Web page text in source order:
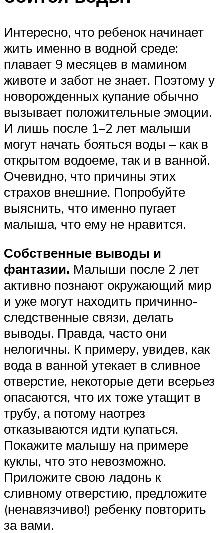
Интересно, что ребенок начинает
жить именно в водной среде:
плавает 9 месяцев в мамином
животе и забот не знает. Поэтому у
новорожденных купание обычно
вызывает положительные эмоции.
И лишь после 1–2 лет малыши
могут начать бояться воды – как в
открытом водоеме, так и в ванной.
Очевидно, что причины этих
страхов внешние. Попробуйте
выяснить, что именно пугает
малыша, что ему не нравится.
Собственные выводы и
фантазии. Малыши после 2 лет
активно познают окружающий мир
и уже могут находить причинно-
следственные связи, делать
выводы. Правда, часто они
нелогичны. К примеру, увидев, как
вода в ванной утекает в сливное
отверстие, некоторые дети всерьез
опасаются, что их тоже утащит в
трубу, а потому наотрез
отказываются идти купаться.
Покажите малышу на примере
куклы, что это невозможно.
Приложите свою ладонь к
сливному отверстию, предложите
(ненавязчиво!) ребенку повторить
за вами.